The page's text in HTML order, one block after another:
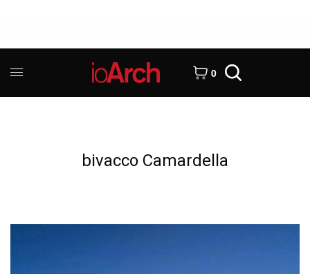
0
bivacco Camardella